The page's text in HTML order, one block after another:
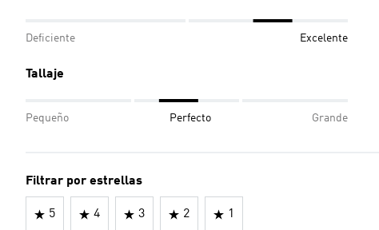
Deficiente Excelente
Tallaje
Pequeño Perfecto Grande
Filtrar por estrellas
5 4 3 2 1